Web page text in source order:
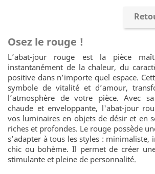
Osez le rouge !
L’abat-jour rouge est la pièce
instantanément de la chaleur, du
positive dans n’importe quel espace.
symbole de vitalité et d’amour,
l’atmosphère de votre pièce. Avec
chaude et enveloppante, l'abat-jour
vos luminaires en objets de désir et en
riches et profondes. Le rouge possède
s’adapter à tous les styles : minimaliste,
chic ou bohème. Il permet de créer
stimulante et pleine de personnalité.